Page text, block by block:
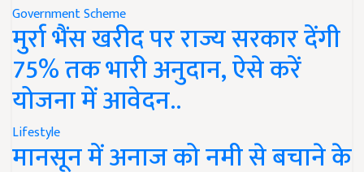
Government Scheme
मुर्रा भैंस खरीद पर राज्य सरकार देंगी
75% तक भारी अनुदान, ऐसे करें
योजना में आवेदन..
Lifestyle
मानसून में अनाज को नमी से बचाने के